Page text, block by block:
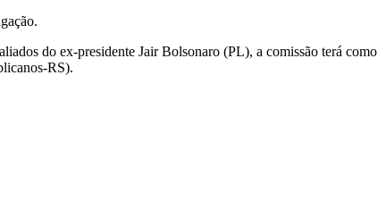
do ex-presidente Jair Bolsonaro (PL), a comissão terá como
RS).